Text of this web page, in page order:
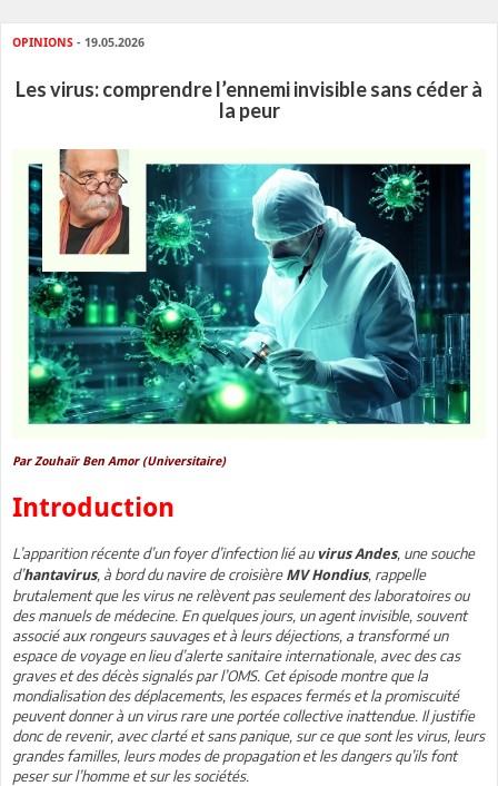
OPINIONS - 19.05.2026
Les virus: comprendre l’ennemi invisible sans céder à
la peur
Par Zouhaïr Ben Amor (Universitaire)
Introduction
L’apparition récente d’un foyer d’infection lié au virus Andes, une souche
d’hantavirus, à bord du navire de croisière MV Hondius, rappelle
brutalement que les virus ne relèvent pas seulement des laboratoires ou
des manuels de médecine. En quelques jours, un agent invisible, souvent
associé aux rongeurs sauvages et à leurs déjections, a transformé un
espace de voyage en lieu d’alerte sanitaire internationale, avec des cas
graves et des décès signalés par l’OMS. Cet épisode montre que la
mondialisation des déplacements, les espaces fermés et la promiscuité
peuvent donner à un virus rare une portée collective inattendue. Il justifie
donc de revenir, avec clarté et sans panique, sur ce que sont les virus, leurs
grandes familles, leurs modes de propagation et les dangers qu’ils font
peser sur l’homme et sur les sociétés.